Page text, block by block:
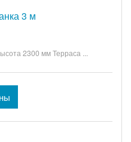
3 м
2300 мм Терраса ...